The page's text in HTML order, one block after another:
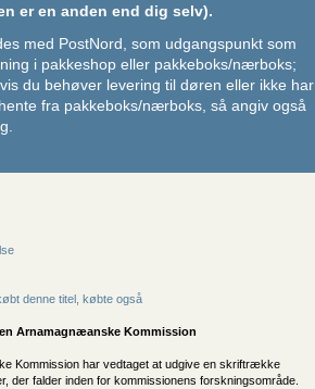
er en anden end dig selv).
med PostNord, som udgangspunkt som
i pakkeshop eller pakkeboks/nærboks;
du behøver levering til døren eller ikke har
fra pakkeboks/nærboks, så angiv også
denne titel, købte også
Arnamagnæanske Kommission
Kommission har vedtaget at udgive en skriftrække
der falder inden for kommissionens forskningsområde.